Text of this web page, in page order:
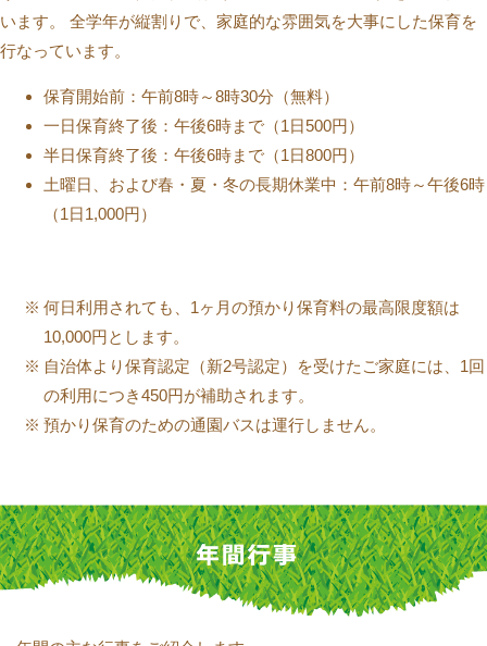
います。 全学年が縦割りで、家庭的な雰囲気を大事にした保育を
行なっています。
保育開始前：午前8時～8時30分（無料）
一日保育終了後：午後6時まで（1日500円）
半日保育終了後：午後6時まで（1日800円）
土曜日、および春・夏・冬の長期休業中：午前8時～午後6時
（1日1,000円）
何日利用されても、1ヶ月の預かり保育料の最高限度額は
10,000円とします。
自治体より保育認定（新2号認定）を受けたご家庭には、1回
の利用につき450円が補助されます。
預かり保育のための通園バスは運行しません。